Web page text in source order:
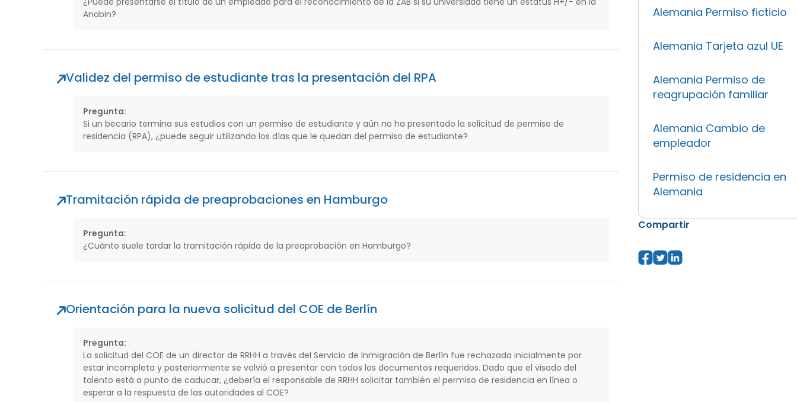
Anabin?
Validez del permiso de estudiante tras la presentación del RPA
Pregunta:
Si un becario termina sus estudios con un permiso de estudiante y aún no ha presentado la solicitud de permiso de
residencia (RPA), ¿puede seguir utilizando los días que le quedan del permiso de estudiante?
Tramitación rápida de preaprobaciones en Hamburgo
Pregunta:
¿Cuánto suele tardar la tramitación rápida de la preaprobación en Hamburgo?
Orientación para la nueva solicitud del COE de Berlín
Pregunta:
La solicitud del COE de un director de RRHH a través del Servicio de Inmigración de Berlín fue rechazada inicialmente por
estar incompleta y posteriormente se volvió a presentar con todos los documentos requeridos. Dado que el visado del
talento está a punto de caducar, ¿debería el responsable de RRHH solicitar también el permiso de residencia en línea o
esperar a la respuesta de las autoridades al COE?
Alemania Permiso ficticio
Alemania Tarjeta azul UE
Alemania Permiso de
reagrupación familiar
Alemania Cambio de
empleador
Permiso de residencia en
Alemania
Compartir